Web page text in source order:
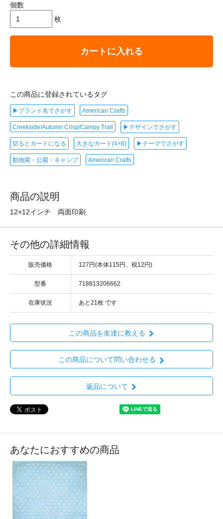
個数
枚
カートに入れる
この商品に登録されているタグ
▶ブランド名でさがす American Crafts
Creekside/Autumn Crisp/Campy Trail ▶デザインでさがす
切るとカードになる 大きなカード(4×6) ▶テーマでさがす
動物園・公園・キャンプ American Crafts
商品の説明
12×12インチ 両面印刷
その他の詳細情報
販売価格 127円(本体115円、税12円)
型番 718813206662
在庫状況 あと21枚 です
この商品を友達に教える
この商品について問い合わせる
返品について
あなたにおすすめの商品